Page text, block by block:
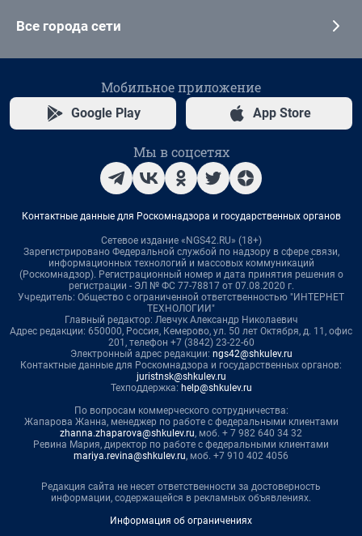
Все города сети
Мобильное приложение
Google Play App Store
Мы в соцсетях
Контактные данные для Роскомнадзора и государственных органов
Сетевое издание «NGS42.RU» (18+)
Зарегистрировано Федеральной службой по надзору в сфере связи,
информационных технологий и массовых коммуникаций
(Роскомнадзор). Регистрационный номер и дата принятия решения о
регистрации - ЭЛ № ФС 77-78817 от 07.08.2020 г.
Учредитель: Общество с ограниченной ответственностью "ИНТЕРНЕТ
ТЕХНОЛОГИИ"
Главный редактор: Левчук Александр Николаевич
Адрес редакции: 650000, Россия, Кемерово, ул. 50 лет Октября, д. 11, офис
201, телефон +7 (3842) 23-22-60
Электронный адрес редакции: ngs42@shkulev.ru
Контактные данные для Роскомнадзора и государственных органов:
juristnsk@shkulev.ru
Техподдержка: help@shkulev.ru
По вопросам коммерческого сотрудничества:
Жапарова Жанна, менеджер по работе с федеральными клиентами
zhanna.zhaparova@shkulev.ru, моб. + 7 982 640 34 32
Ревина Мария, директор по работе с федеральными клиентами
mariya.revina@shkulev.ru, моб. +7 910 402 4056
Редакция сайта не несет ответственности за достоверность
информации, содержащейся в рекламных объявлениях.
Информация об ограничениях